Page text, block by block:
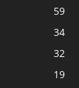
59
34
32
19